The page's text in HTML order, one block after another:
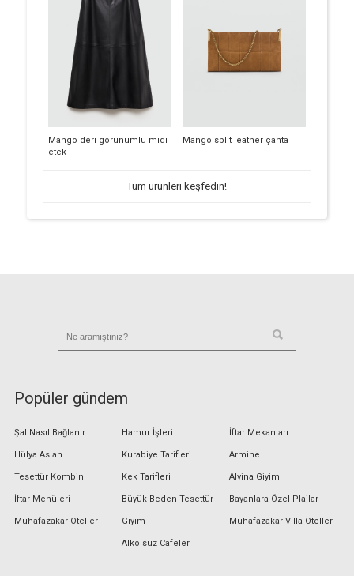
Mango deri görünümlü midi
etek
Mango split leather çanta
Tüm ürünleri keşfedin!
Popüler gündem
Şal Nasıl Bağlanır
Hülya Aslan
Tesettür Kombin
İftar Menüleri
Muhafazakar Oteller
Hamur İşleri
Kurabiye Tarifleri
Kek Tarifleri
Büyük Beden Tesettür
Giyim
Alkolsüz Cafeler
İftar Mekanları
Armine
Alvina Giyim
Bayanlara Özel Plajlar
Muhafazakar Villa Oteller